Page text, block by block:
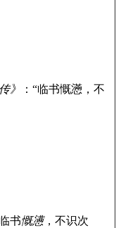
》
：“临书慨懣，不
书慨懑，不识次